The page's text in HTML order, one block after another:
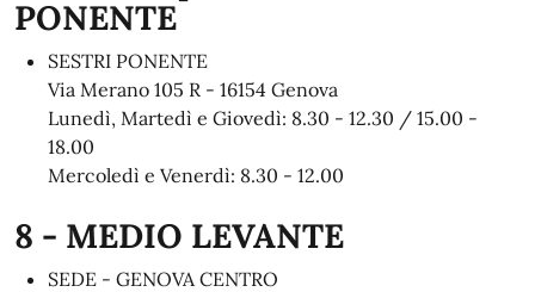
PONENTE
SESTRI PONENTE
Via Merano 105 R - 16154 Genova
Lunedì, Martedì e Giovedì: 8.30 - 12.30 / 15.00 -
18.00
Mercoledì e Venerdì: 8.30 - 12.00
8 - MEDIO LEVANTE
SEDE - GENOVA CENTRO